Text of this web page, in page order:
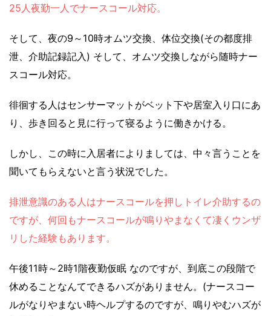
25人夜勤一人でナースコール対応。
そして、夜の9～10時オムツ交換、体位交換(その都度排
泄、介助記録記入) そして、オムツ交換しながら随時ナー
スコール対応。
徘徊する人はセンサーマットがベット下や居室入り口にあ
り、歩き回ると見に行って寝るように働きかける。
しかし、この時に入居者によりましては、中々言うことを
聞いてもらえないと言う状況でした。
排泄意識のある人はナースコールを押しトイレ介助するの
ですが、何回もナースコールが鳴りやまなくて凄くウンザ
リした経験もあります。
午後11時～2時1階夜勤仮眠 なのですが、到底この段階で
休めることなんてできるハズがありません。(ナースコー
ルがなりやまない時ヘルプするのですが、鳴りやむハズが